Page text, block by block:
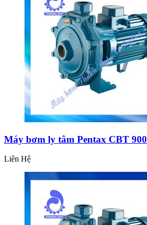
Máy bơm ly tâm Pentax CBT 900
Liên Hệ